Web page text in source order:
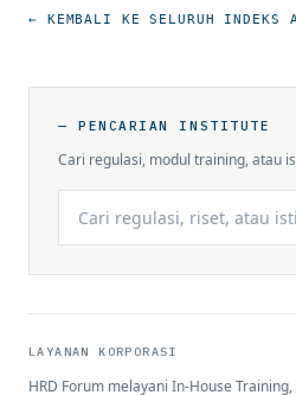
— PENCARIAN INSTITUTE
Cari regulasi, modul training, atau
LAYANAN KORPORASI
HRD Forum melayani In-House
← KEMBALI KE SELURUH INDEKS